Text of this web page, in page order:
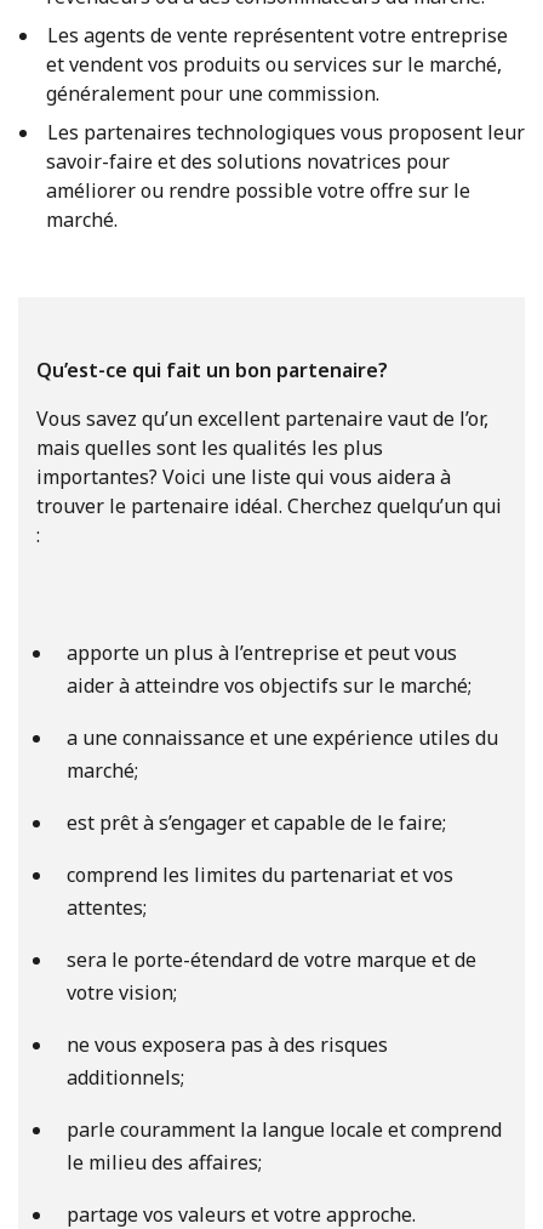
Les agents de vente représentent votre entreprise
et vendent vos produits ou services sur le marché,
généralement pour une commission.
Les partenaires technologiques vous proposent leur
savoir-faire et des solutions novatrices pour
améliorer ou rendre possible votre offre sur le
marché.
Qu’est-ce qui fait un bon partenaire?
Vous savez qu’un excellent partenaire vaut de l’or,
mais quelles sont les qualités les plus
importantes? Voici une liste qui vous aidera à
trouver le partenaire idéal. Cherchez quelqu’un qui
:
apporte un plus à l’entreprise et peut vous
aider à atteindre vos objectifs sur le marché;
a une connaissance et une expérience utiles du
marché;
est prêt à s’engager et capable de le faire;
comprend les limites du partenariat et vos
attentes;
sera le porte-étendard de votre marque et de
votre vision;
ne vous exposera pas à des risques
additionnels;
parle couramment la langue locale et comprend
le milieu des affaires;
partage vos valeurs et votre approche.